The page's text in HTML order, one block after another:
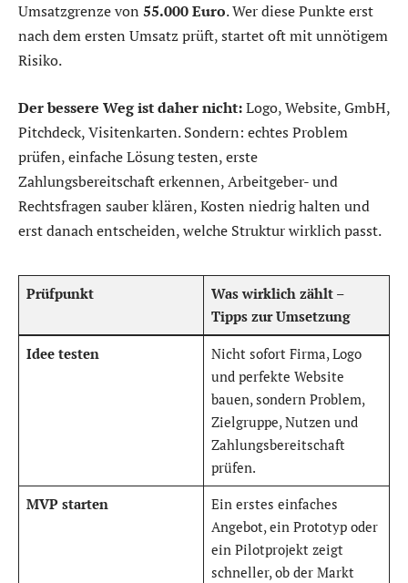
Umsatzgrenze von 55.000 Euro. Wer diese Punkte erst
nach dem ersten Umsatz prüft, startet oft mit unnötigem
Risiko.
Der bessere Weg ist daher nicht:Logo, Website, GmbH,
Pitchdeck, Visitenkarten. Sondern: echtes Problem
prüfen, einfache Lösung testen, erste
Zahlungsbereitschaft erkennen, Arbeitgeber- und
Rechtsfragen sauber klären, Kosten niedrig halten und
erst danach entscheiden, welche Struktur wirklich passt.
Prüfpunkt Was wirklich zählt–
Tipps zur Umsetzung
Idee testen
Nicht sofort Firma, Logo
und perfekte Website
bauen, sondern Problem,
Zielgruppe, Nutzen und
Zahlungsbereitschaft
prüfen.
MVP starten
Ein erstes einfaches
Angebot, ein Prototyp oder
ein Pilotprojekt zeigt
schneller, ob der Markt